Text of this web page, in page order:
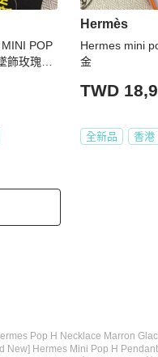
POP
玫瑰金
Hermès
Hermes mini
金
TWD
全新品 香港
Pop H Necklace Marron
New] Hermes Mini Pop H